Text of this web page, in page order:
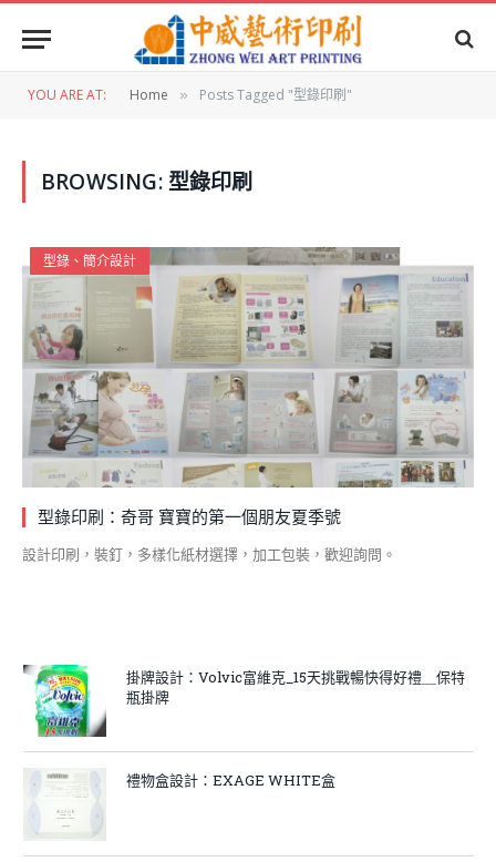
YOU ARE AT: Home » Posts Tagged "型錄印刷"
BROWSING:型錄印刷
型錄、簡介設計
型錄印刷：奇哥 寶寶的第一個朋友夏季號
設計印刷，裝釘，多樣化紙材選擇，加工包裝，歡迎詢問。
掛牌設計：Volvic富維克_15天挑戰暢快得好禮＿保特
瓶掛牌
禮物盒設計：EXAGE WHITE盒